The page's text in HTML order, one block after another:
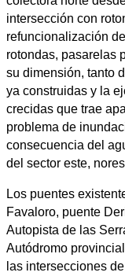
intersección con
refuncionalización
rotondas, pasarelas
su dimensión, tanto
ya construidas y la
crecidas que trae
problema de
consecuencia del
del sector este,
Los puentes
Favaloro, puente
Autopista de las
Autódromo
las intersecciones